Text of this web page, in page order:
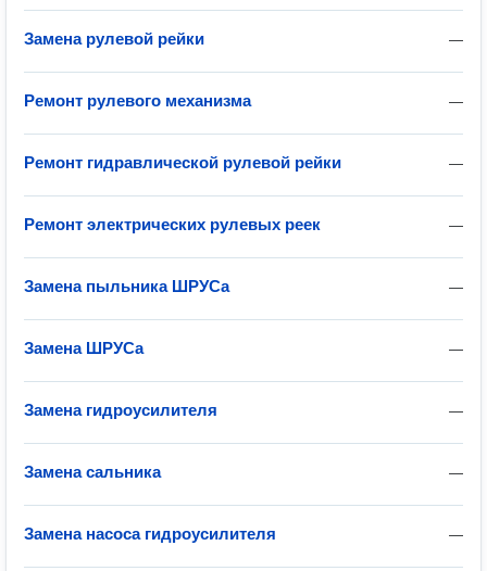
—
Замена рулевой рейки
—
Ремонт рулевого механизма
—
Ремонт гидравлической рулевой рейки
—
Ремонт электрических рулевых реек
—
Замена пыльника ШРУСа
—
Замена ШРУСа
—
Замена гидроусилителя
—
Замена сальника
—
Замена насоса гидроусилителя